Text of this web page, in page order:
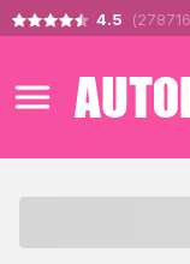
4.5 (278716